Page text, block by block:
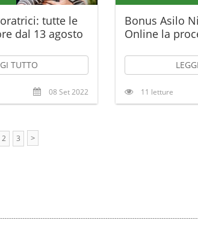
tutte le
dal 13 agosto
TUTTO
08 Set 2022
Bonus Asilo
Online la
11 letture
2 3 >